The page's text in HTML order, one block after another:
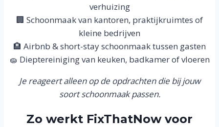
verhuizing
🏢 Schoonmaak van kantoren, praktijkruimtes of
kleine bedrijven
🏨 Airbnb & short-stay schoonmaak tussen gasten
🧽 Dieptereiniging van keuken, badkamer of vloeren
Je reageert alleen op de opdrachten die bij jouw
soort schoonmaak passen.
Zo werkt FixThatNow voor